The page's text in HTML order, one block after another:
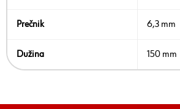
Prečnik 6,3 mm
Dužina 150 mm